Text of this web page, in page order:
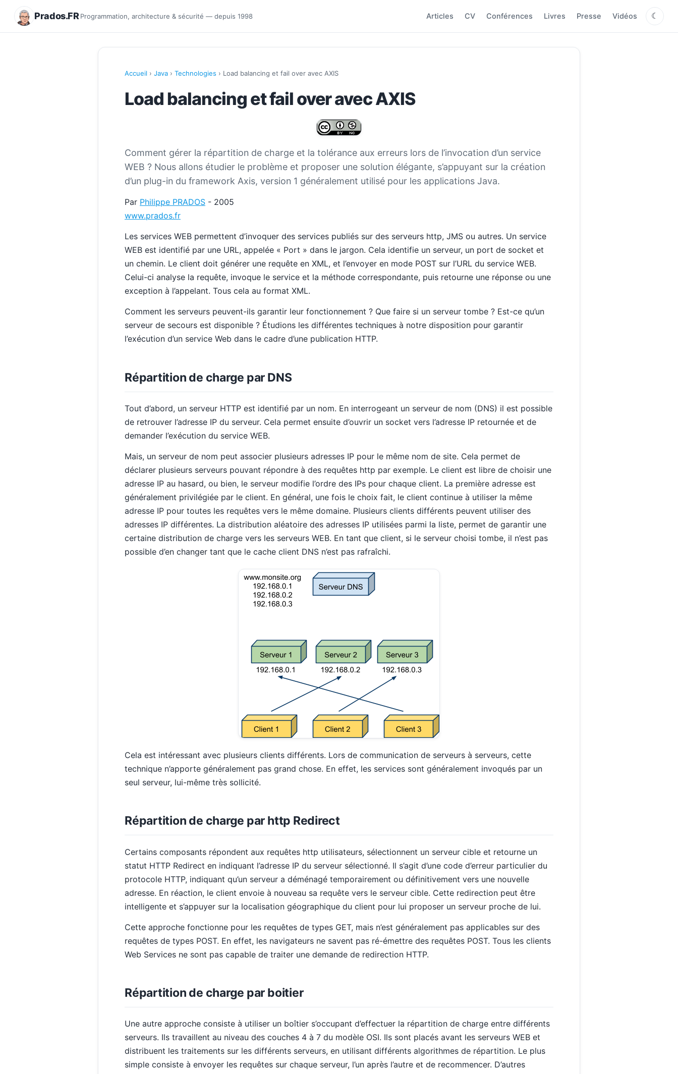
Prados.FR Programmation, architecture & sécurité — depuis 1998 Articles CV Conférences Livres Presse Vidéos ☾
Accueil › Java › Technologies › Load balancing et fail over avec AXIS
Load balancing et fail over avec AXIS
Comment gérer la répartition de charge et la tolérance aux erreurs lors de l’invocation d’un service
WEB ? Nous allons étudier le problème et proposer une solution élégante, s’appuyant sur la création
d’un plug-in du framework Axis, version 1 généralement utilisé pour les applications Java.
Par Philippe PRADOS - 2005
www.prados.fr
Les services WEB permettent d’invoquer des services publiés sur des serveurs http, JMS ou autres. Un service
WEB est identifié par une URL, appelée « Port » dans le jargon. Cela identifie un serveur, un port de socket et
un chemin. Le client doit générer une requête en XML, et l’envoyer en mode POST sur l’URL du service WEB.
Celui-ci analyse la requête, invoque le service et la méthode correspondante, puis retourne une réponse ou une
exception à l’appelant. Tous cela au format XML.
Comment les serveurs peuvent-ils garantir leur fonctionnement ? Que faire si un serveur tombe ? Est-ce qu’un
serveur de secours est disponible ? Étudions les différentes techniques à notre disposition pour garantir
l’exécution d’un service Web dans le cadre d’une publication HTTP.
Répartition de charge par DNS
Tout d’abord, un serveur HTTP est identifié par un nom. En interrogeant un serveur de nom (DNS) il est possible
de retrouver l’adresse IP du serveur. Cela permet ensuite d’ouvrir un socket vers l’adresse IP retournée et de
demander l’exécution du service WEB.
Mais, un serveur de nom peut associer plusieurs adresses IP pour le même nom de site. Cela permet de
déclarer plusieurs serveurs pouvant répondre à des requêtes http par exemple. Le client est libre de choisir une
adresse IP au hasard, ou bien, le serveur modifie l’ordre des IPs pour chaque client. La première adresse est
généralement privilégiée par le client. En général, une fois le choix fait, le client continue à utiliser la même
adresse IP pour toutes les requêtes vers le même domaine. Plusieurs clients différents peuvent utiliser des
adresses IP différentes. La distribution aléatoire des adresses IP utilisées parmi la liste, permet de garantir une
certaine distribution de charge vers les serveurs WEB. En tant que client, si le serveur choisi tombe, il n’est pas
possible d’en changer tant que le cache client DNS n’est pas rafraîchi.
Cela est intéressant avec plusieurs clients différents. Lors de communication de serveurs à serveurs, cette
technique n’apporte généralement pas grand chose. En effet, les services sont généralement invoqués par un
seul serveur, lui-même très sollicité.
Répartition de charge par http Redirect
Certains composants répondent aux requêtes http utilisateurs, sélectionnent un serveur cible et retourne un
statut HTTP Redirect en indiquant l’adresse IP du serveur sélectionné. Il s’agit d’une code d’erreur particulier du
protocole HTTP, indiquant qu’un serveur a déménagé temporairement ou définitivement vers une nouvelle
adresse. En réaction, le client envoie à nouveau sa requête vers le serveur cible. Cette redirection peut être
intelligente et s’appuyer sur la localisation géographique du client pour lui proposer un serveur proche de lui.
Cette approche fonctionne pour les requêtes de types GET, mais n’est généralement pas applicables sur des
requêtes de types POST. En effet, les navigateurs ne savent pas ré-émettre des requêtes POST. Tous les clients
Web Services ne sont pas capable de traiter une demande de redirection HTTP.
Répartition de charge par boitier
Une autre approche consiste à utiliser un boîtier s’occupant d’effectuer la répartition de charge entre différents
serveurs. Ils travaillent au niveau des couches 4 à 7 du modèle OSI. Ils sont placés avant les serveurs WEB et
distribuent les traitements sur les différents serveurs, en utilisant différents algorithmes de répartition. Le plus
simple consiste à envoyer les requêtes sur chaque serveur, l’un après l’autre et de recommencer. D’autres